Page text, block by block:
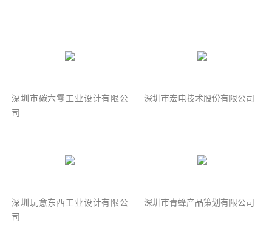
深圳市碳六零工业设计有限公
司
深圳市宏电技术股份有限公司
深圳玩意东西工业设计有限公
司
深圳市青蜂产品策划有限公司